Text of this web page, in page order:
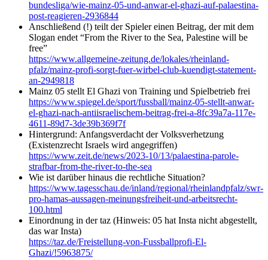
bundesliga/wie-mainz-05-und-anwar-el-ghazi-auf-palaestina-
post-reagieren-2936844
Anschließend (!) teilt der Spieler einen Beitrag, der mit dem
Slogan endet “From the River to the Sea, Palestine will be
free”
https://www.allgemeine-zeitung.de/lokales/rheinland-
pfalz/mainz-profi-sorgt-fuer-wirbel-club-kuendigt-statement-
an-2949818
Mainz 05 stellt El Ghazi von Training und Spielbetrieb frei
https://www.spiegel.de/sport/fussball/mainz-05-stellt-anwar-
el-ghazi-nach-antiisraelischem-beitrag-frei-a-8fc39a7a-117e-
4611-89d7-3de39b369f7f
Hintergrund: Anfangsverdacht der Volksverhetzung
(Existenzrecht Israels wird angegriffen)
https://www.zeit.de/news/2023-10/13/palaestina-parole-
strafbar-from-the-river-to-the-sea
Wie ist darüber hinaus die rechtliche Situation?
https://www.tagesschau.de/inland/regional/rheinlandpfalz/swr-
pro-hamas-aussagen-meinungsfreiheit-und-arbeitsrecht-
100.html
Einordnung in der taz (Hinweis: 05 hat Insta nicht abgestellt,
das war Insta)
https://taz.de/Freistellung-von-Fussballprofi-El-
Ghazi/!5963875/